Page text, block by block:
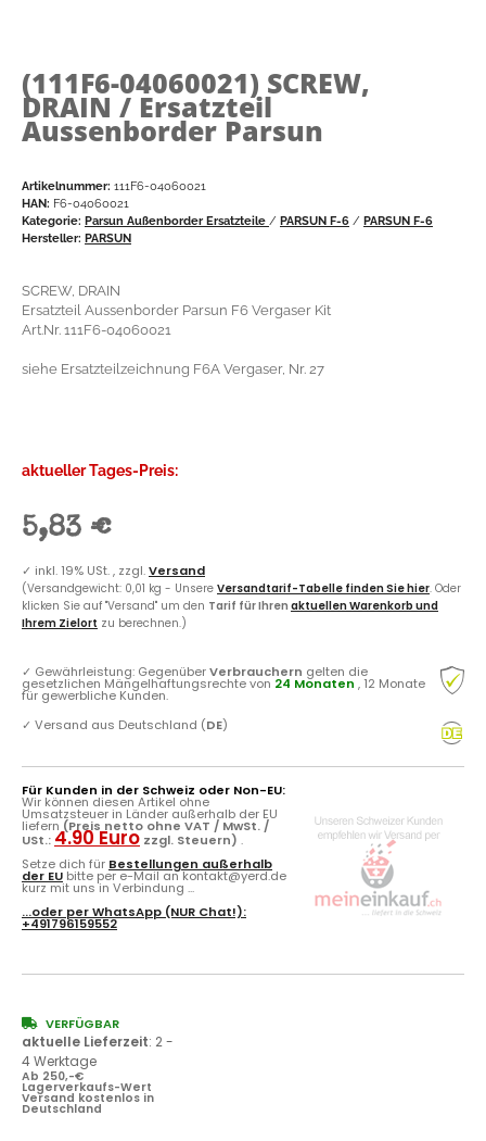
(111F6-04060021) SCREW,
DRAIN / Ersatzteil
Aussenborder Parsun
Artikelnummer: 111F6-04060021
HAN: F6-04060021
Kategorie: Parsun Außenborder Ersatzteile / PARSUN F-6 / PARSUN F-6
Hersteller: PARSUN
SCREW, DRAIN
Ersatzteil Aussenborder Parsun F6 Vergaser Kit
Art.Nr. 111F6-04060021
siehe Ersatzteilzeichnung F6A Vergaser, Nr. 27
aktueller Tages-Preis:
5,83 €
✓ inkl. 19% USt. , zzgl.Versand
(Versandgewicht: 0,01 kg - Unsere Versandtarif-Tabelle finden Sie hier. Oder
klicken Sie auf "Versand" um den Tarif für Ihren aktuellen Warenkorb und
Ihrem Zielort zu berechnen.)
✓ Gewährleistung: GegenüberVerbrauchern gelten die
gesetzlichen Mängelhaftungsrechte von 24 Monaten , 12 Monate
für gewerbliche Kunden.
✓ Versand aus Deutschland (DE)
Für Kunden in der Schweiz oder Non-EU:
Wir können diesen Artikel ohne
Umsatzsteuer in Länder außerhalb der EU
liefern (Preis netto ohne VAT / MwSt. /
USt.: 4.90 Euro zzgl. Steuern) .
Setze dich für Bestellungen außerhalb
der EU bitte per e-Mail an kontakt@yerd.de
kurz mit uns in Verbindung ...
...oder perWhatsApp (NUR Chat!):
+491796159552
VERFÜGBAR
aktuelle Lieferzeit: 2 -
4 Werktage
Ab 250,-€
Lagerverkaufs-Wert
Versand kostenlos in
Deutschland